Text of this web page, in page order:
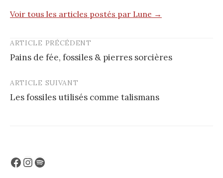
Voir tous les articles postés par Lune →
Post
navigation
ARTICLE PRÉCÉDENT
Pains de fée, fossiles & pierres sorcières
ARTICLE SUIVANT
Les fossiles utilisés comme talismans
Facebook
Instagram
Spotify